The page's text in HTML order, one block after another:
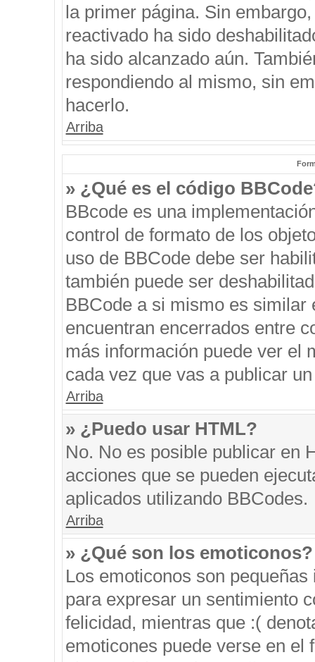
la primer página. Sin
reactivado ha sido
ha sido alcanzado aún.
respondiendo al mismo, sin
hacerlo.
Arriba
» ¿Qué es el código
BBcode es una
control de formato de los
uso de BBCode debe ser
también puede ser
BBCode a si mismo es
encuentran encerrados entre
más información puede ver el
cada vez que vas a publicar
Arriba
» ¿Puedo usar HTML?
No. No es posible publicar en
acciones que se pueden
aplicados utilizando BBCodes.
Arriba
» ¿Qué son los emoticonos?
Los emoticonos son
para expresar un sentimiento
felicidad, mientras que :(
emoticones puede verse en el